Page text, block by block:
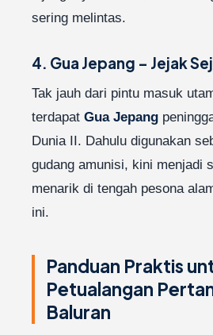
sering melintas.
4. Gua Jepang – Jejak
Tak jauh dari pintu masuk
terdapat Gua Jepang
Dunia II. Dahulu digunakan
gudang amunisi, kini menjadi
menarik di tengah pesona
ini.
Panduan Praktis
Petualangan
Baluran